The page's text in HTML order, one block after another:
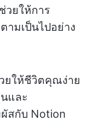
วยให้การ
ามเป็นไปอย่าง
ยให้ชีวิตคุณง่าย
และ
สกับ Notion